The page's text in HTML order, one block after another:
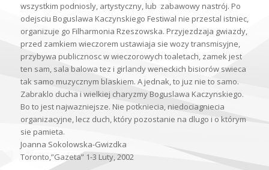
wszystkim podniosly, artystyczny, lub zabawowy nastrój. Po
odejsciu Boguslawa Kaczynskiego Festiwal nie przestal istniec,
organizuje go Filharmonia Rzeszowska. Przyjezdzaja gwiazdy,
przed zamkiem wieczorem ustawiaja sie wozy transmisyjne,
przybywa publicznosc w wieczorowych toaletach, zamek jest
ten sam, sala balowa tez i girlandy weneckich bisiorów swieca
tak samo muzycznym blaskiem. A jednak, to juz nie to samo.
Zabraklo ducha i wielkiej charyzmy Boguslawa Kaczynskiego.
Bo to jest najwazniejsze. Nie potkniecia, niedociagniecia
organizacyjne, lecz duch, który pozostanie na dlugo i o którym
sie pamieta.
Joanna Sokolowska-Gwizdka
Toronto,”Gazeta” 1-3 Luty, 2002